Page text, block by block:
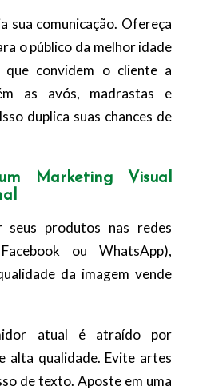
sua comunicação. Ofereça
o público da melhor idade
que convidem o cliente a
as avós, madrastas e
duplica suas chances de
Marketing Visual
produtos nas redes
ou WhatsApp),
da imagem vende
atual é atraído por
alta qualidade. Evite artes
de texto. Aposte em uma